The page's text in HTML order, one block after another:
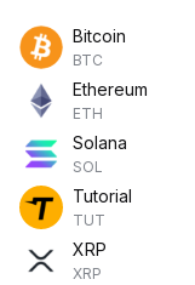
Bitcoin
BTC
Ethereum
ETH
Solana
SOL
Tutorial
TUT
XRP
XRP